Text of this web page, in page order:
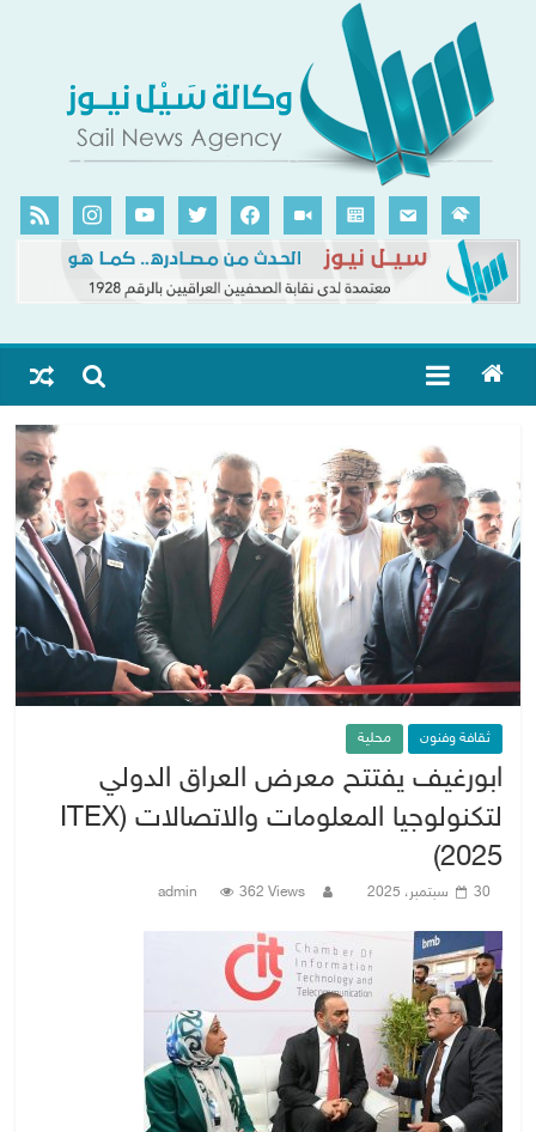
ثقافة وفنون محلية
ابورغيف يفتتح معرض العراق الدولي
لتكنولوجيا المعلومات والاتصالات (ITEX
2025)
30 سبتمبر، 2025 admin 362 Views